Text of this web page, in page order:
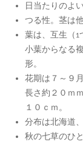
日当たりのよ
つる性。茎は
葉は、互生（1
小葉からなる
形。
花期は７～９
長さ約２０ｍ
１０ｃｍ。
分布は北海道
秋の七草のひと